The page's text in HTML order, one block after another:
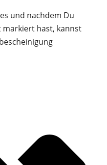
und nachdem Du
markiert hast, kannst